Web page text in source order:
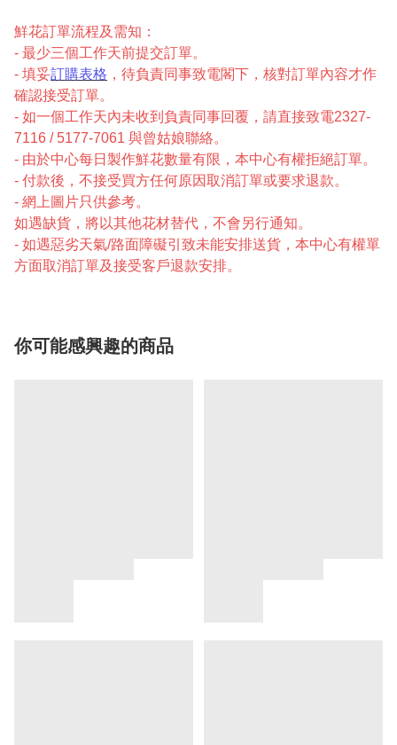
鮮花訂單流程及需知：
- 最少三個工作天前提交訂單。
- 填妥訂購表格 ，待負責同事致電閣下，核對訂單內容才作
確認接受訂單。
- 如一個工作天內未收到負責同事回覆，請直接致電2327-
7116 / 5177-7061 與曾姑娘聯絡。
- 由於中心每日製作鮮花數量有限，本中心有權拒絕訂單。
- 付款後，不接受買方任何原因取消訂單或要求退款。
- 網上圖片只供參考。
如遇缺貨，將以其他花材替代，不會另行通知。
- 如遇惡劣天氣/路面障礙引致未能安排送貨，本中心有權單
方面取消訂單及接受客戶退款安排。
你可能感興趣的商品